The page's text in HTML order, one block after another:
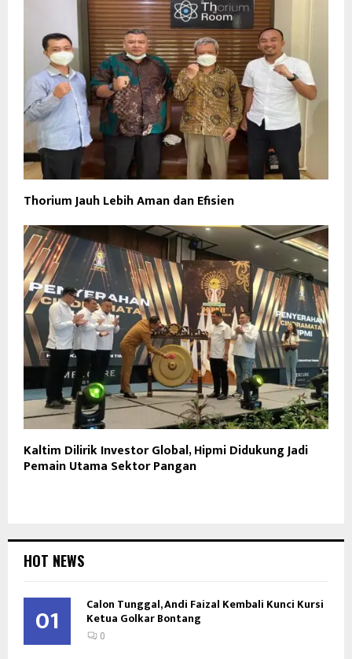
Thorium Jauh Lebih Aman dan Efisien
Kaltim Dilirik Investor Global, Hipmi Didukung Jadi
Pemain Utama Sektor Pangan
HOT NEWS
01 Calon Tunggal, Andi Faizal Kembali Kunci Kursi
Ketua Golkar Bontang
0